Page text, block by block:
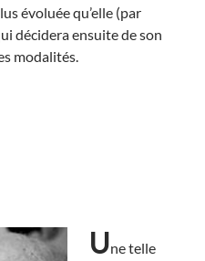
évoluée qu’elle (par
décidera ensuite de son
modalités.
Une telle